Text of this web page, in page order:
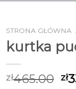
STRONA GŁÓWNA
kurtka
zł465.00 zł